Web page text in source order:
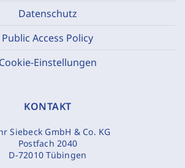
Datenschutz
Public Access Policy
Cookie-Einstellungen
KONTAKT
Siebeck GmbH & Co. KG
Postfach 2040
D-72010 Tübingen